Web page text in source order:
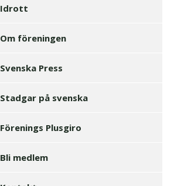
Idrott
Om föreningen
Svenska Press
Stadgar på svenska
Förenings Plusgiro
Bli medlem